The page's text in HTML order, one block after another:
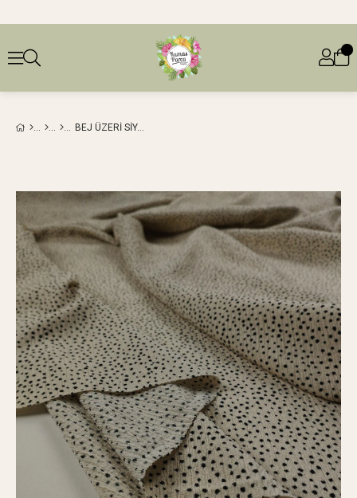
BEJ ÜZERI SIYAH DESENLI BÜRÜMCÜKLÜ JARSE EN: 160 CM